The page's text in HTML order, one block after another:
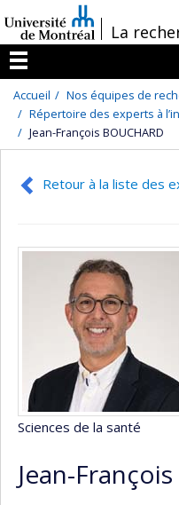
au
contenu
/La
Menu
Accueil
Nos équipes de
Répertoire des experts à
Jean-François BOUCHARD
Retour à la liste des
Sciences de la santé
Jean-